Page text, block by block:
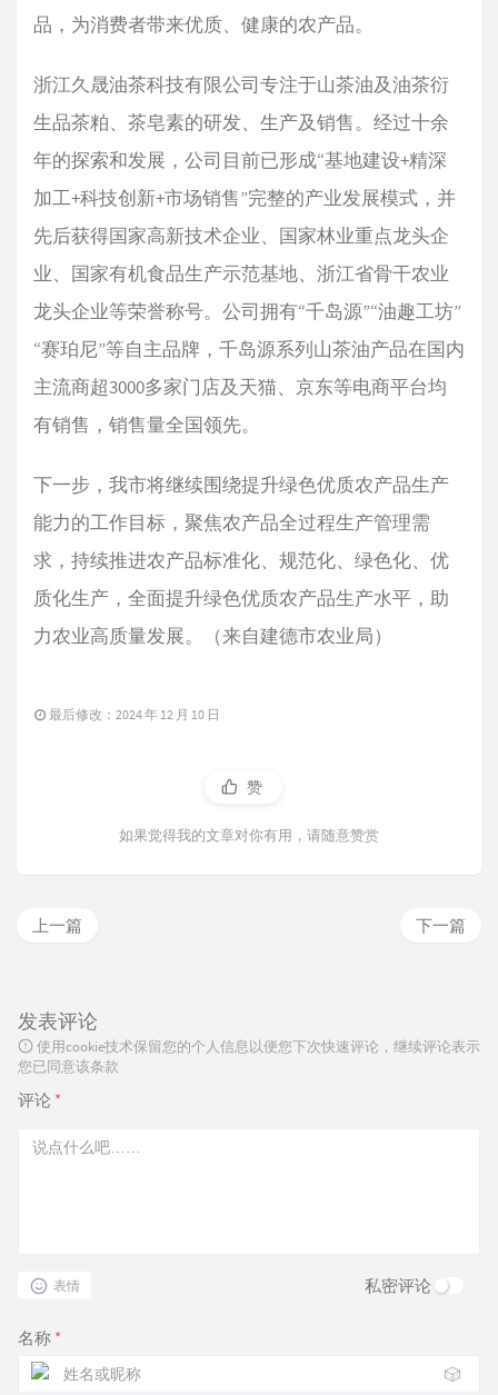
品，为消费者带来优质、健康的农产品。
浙江久晟油茶科技有限公司专注于山茶油及油茶衍
生品茶粕、茶皂素的研发、生产及销售。经过十余
年的探索和发展，公司目前已形成“基地建设+精深
加工+科技创新+市场销售”完整的产业发展模式，并
先后获得国家高新技术企业、国家林业重点龙头企
业、国家有机食品生产示范基地、浙江省骨干农业
龙头企业等荣誉称号。公司拥有“千岛源”“油趣工坊”
“赛珀尼”等自主品牌，千岛源系列山茶油产品在国内
主流商超3000多家门店及天猫、京东等电商平台均
有销售，销售量全国领先。
下一步，我市将继续围绕提升绿色优质农产品生产
能力的工作目标，聚焦农产品全过程生产管理需
求，持续推进农产品标准化、规范化、绿色化、优
质化生产，全面提升绿色优质农产品生产水平，助
力农业高质量发展。（来自建德市农业局）
最后修改：2024 年 12 月 10 日
赞
如果觉得我的文章对你有用，请随意赞赏
下一篇
上一篇
发表评论
使用cookie技术保留您的个人信息以便您下次快速评论，继续评论表示
您已同意该条款
评论 *
表情 私密评论
名称 *
🎲